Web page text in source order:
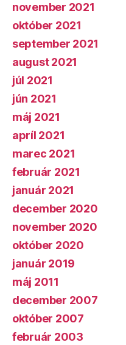
november 2021
október 2021
september 2021
august 2021
júl 2021
jún 2021
máj 2021
apríl 2021
marec 2021
február 2021
január 2021
december 2020
november 2020
október 2020
január 2019
máj 2011
december 2007
október 2007
február 2003